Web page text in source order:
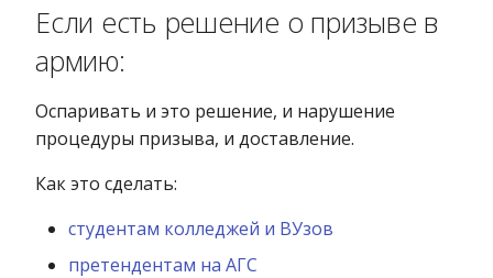
Если есть решение о призыве в
армию:
Оспаривать и это решение, и нарушение
процедуры призыва, и доставление.
Как это сделать:
студентам колледжей и ВУзов
претендентам на АГС